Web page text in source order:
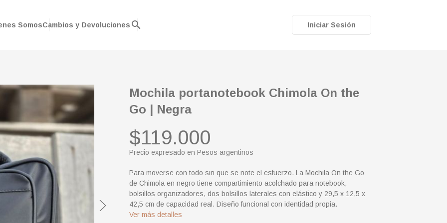
SomosCambios y Devoluciones search Iniciar Sesión
Mochila portanotebook Chimola On the
Go | Negra
$119.000
Precio expresado en Pesos argentinos
Para moverse con todo sin que se note el esfuerzo. La Mochila On the Go
de Chimola en negro tiene compartimiento acolchado para notebook,
bolsillos organizadores, dos bolsillos laterales con elástico y 29,5 x 12,5 x
42,5 cm de capacidad real. Diseño funcional con identidad propia.
Ver más detalles